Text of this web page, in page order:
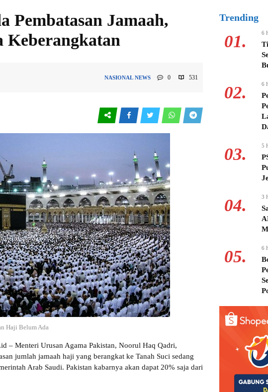
Pembatasan Jamaah,
Keberangkatan
NASIONAL NEWS 0 531
Haji Belum Ada
– Menteri Urusan Agama Pakistan, Noorul Haq Qadri,
jumlah jamaah haji yang berangkat ke Tanah Suci sedang
Arab Saudi. Pakistan kabarnya akan dapat 20% saja dari
Trending
01. 6
02. 6
03. 5
04. 3
05. 6